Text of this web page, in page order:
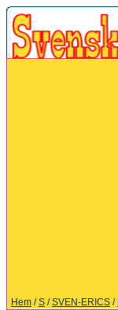
Hem /S /SVEN-ERICS /